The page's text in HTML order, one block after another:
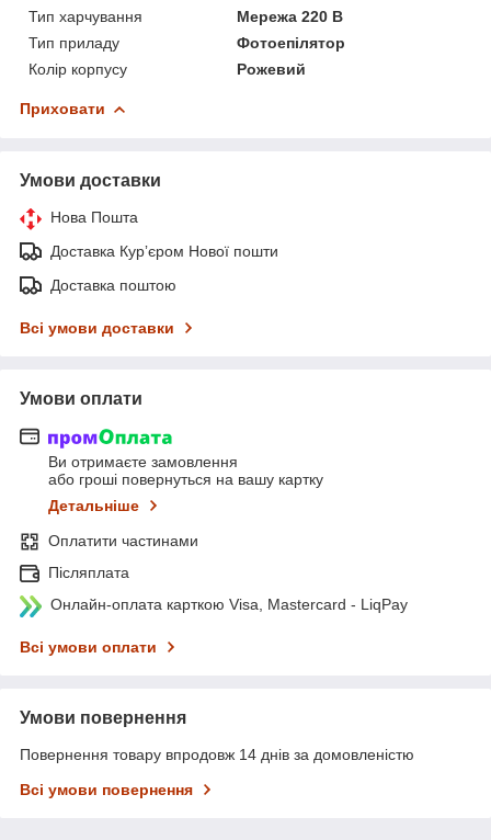
Тип харчування
Мережа 220 В
Тип приладу
Фотоепілятор
Колір корпусу
Рожевий
Приховати
Умови доставки
Нова Пошта
Доставка Курʼєром Нової пошти
Доставка поштою
Всі умови доставки
Умови оплати
Ви отримаєте замовлення
або гроші повернуться на вашу картку
Детальніше
Оплатити частинами
Післяплата
Онлайн-оплата карткою Visa, Mastercard - LiqPay
Всі умови оплати
Умови повернення
Повернення товару впродовж 14 днів за домовленістю
Всі умови повернення